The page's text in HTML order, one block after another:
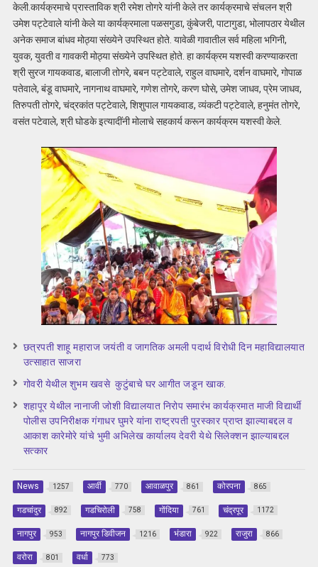
केली.कार्यक्रमाचे प्रास्ताविक श्री रमेश तोगरे यांनी केले तर कार्यक्रमाचे संचलन श्री
उमेश पट्टेवाले यांनी केले या कार्यक्रमाला पळसगुडा, कुंबेजरी, पाटागुडा, भोलापठार येथील
अनेक समाज बांधव मोठ्या संख्येने उपस्थित होते. यावेळी गावातील सर्व महिला भगिनी,
युवक, युवती व गावकरी मोठ्या संख्येने उपस्थित होते. हा कार्यक्रम यशस्वी करण्याकरता
श्री सुरज गायकवाड, बालाजी तोगरे, बबन पट्टेवाले, राहुल वाघमारे, दर्शन वाघमारे, गोपाळ
पतेवाले, बंडू वाघमारे, नागनाथ वाघमारे, गणेश तोगरे, करण घोसे, उमेश जाधव, प्रेम जाधव,
तिरुपती तोगरे, चंद्रकांत पट्टेवाले, शिशुपाल गायकवाड, व्यंकटी पट्टेवाले, हनुमंत तोगरे,
वसंत पटेवाले, श्री घोडके इत्यादींनी मोलाचे सहकार्य करून कार्यक्रम यशस्वी केले.
छत्रपती शाहू महाराज जयंती व जागतिक अमली पदार्थ विरोधी दिन महाविद्यालयात
उत्साहात साजरा
गोवरी येथील शुभम खवसे कुटुंबाचे घर आगीत जडून खाक.
शहापूर येथील नानाजी जोशी विद्यालयात निरोप समारंभ कार्यक्रमात माजी विद्यार्थी
पोलीस उपनिरीक्षक गंगाधर घुमरे यांना राष्ट्रपती पुरस्कार प्राप्त झाल्याबद्दल व
आकाश कारेमोरे यांचे भुमी अभिलेख कार्यालय देवरी येथे सिलेक्शन झाल्याबद्दल
सत्कार
News 1257 आर्वी 770 आवाळपुर 861 कोरपना 865
गडचांदुर 892 गडचिरोली 758 गोंदिया 761 चंद्रपूर 1172
नागपुर 953 नागपुर डिवीजन 1216 भंडारा 922 राजुरा 866
वरोरा 801 वर्धा 773